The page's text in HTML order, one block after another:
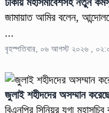
ঢাকায় মহাসমাবেশসহ নতুন
জামায়াত আমির বলেন,
...
বৃহস্পতিবার, ০৬ আগস্ট ২০২৬ ,
জুলাই শহীদদের অসম্মান
বিএনপির সিনিয়র যুগ্ম